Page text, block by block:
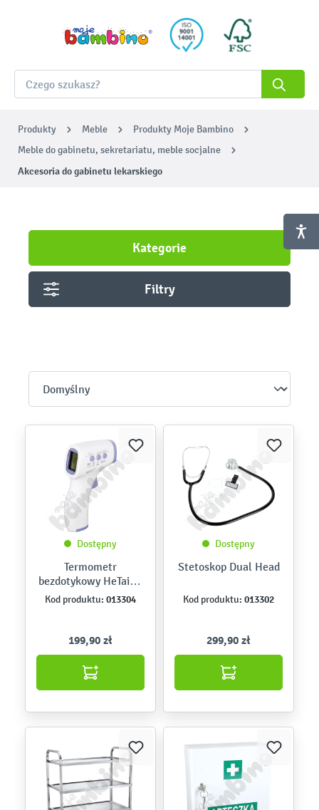
Produkty Meble
Produkty Moje Bambino
Meble do gabinetu, sekretariatu, meble socjalne
Akcesoria do gabinetu lekarskiego
Kategorie
Filtry
Dostępny
Termometr
bezdotykowy HeTaiDa
HTD8808C
Kod produktu: 013304
199,90 zł
Dostępny
Stetoskop Dual Head
Kod produktu: 013302
299,90 zł